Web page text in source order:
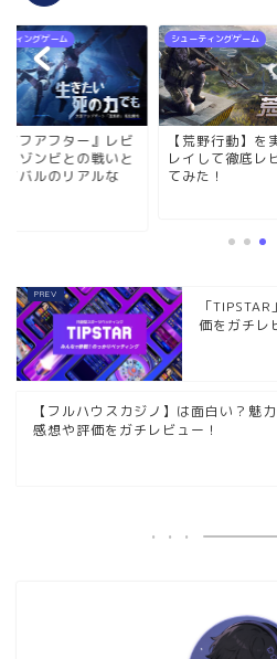
ティングゲーム
イフアフター』レビ
！ゾンビとの戦いと
イバルのリアルな
シューティングゲーム
【荒野行動】を
レイして徹底レ
てみた！
「
価をガチレ
【フルハウスカジノ】は面白い？魅
感想や評価をガチレビュー！